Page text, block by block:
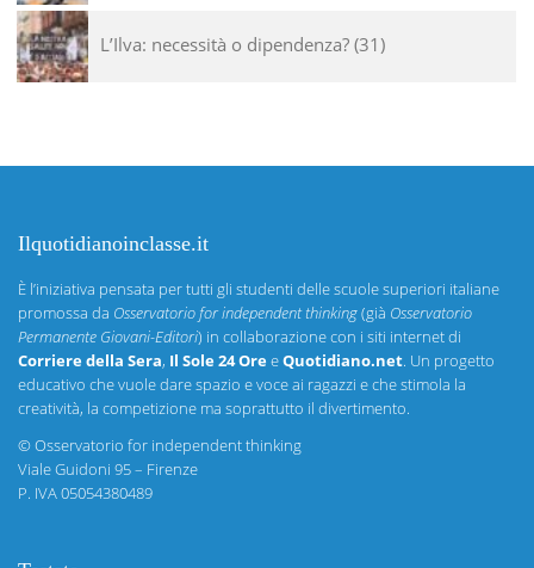
L’Ilva: necessità o dipendenza? 31
Ilquotidianoinclasse.it
È l’iniziativa pensata per tutti gli studenti delle scuole superiori italiane
promossa da Osservatorio for independent thinking(già Osservatorio
Permanente Giovani-Editori) in collaborazione con i siti internet di
Corriere della Sera, Il Sole 24 OreeQuotidiano.net. Un progetto
educativo che vuole dare spazio e voce ai ragazzi e che stimola la
creatività, la competizione ma soprattutto il divertimento.
©Osservatorio for independent thinking
Viale Guidoni 95 – Firenze
P. IVA 05054380489